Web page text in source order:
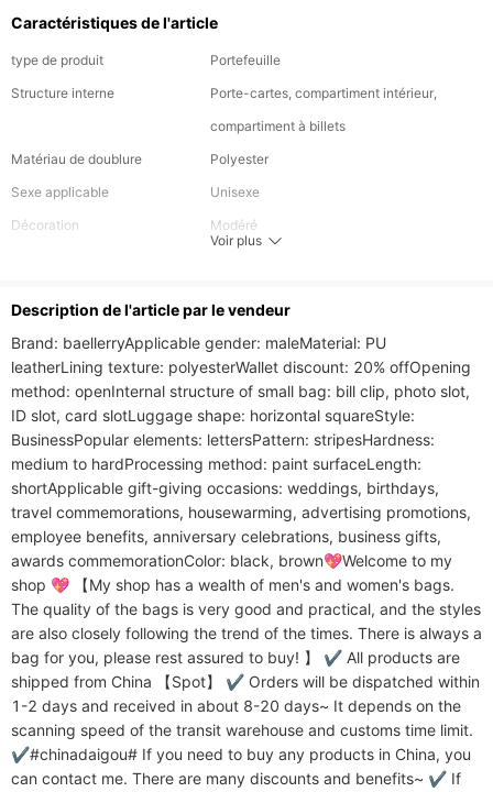
Caractéristiques de l'article
type de produit
Portefeuille
Structure interne
Porte-cartes, compartiment intérieur,
compartiment à billets
Matériau de doublure
Polyester
Sexe applicable
Unisexe
Décoration
Modéré
Type de portefeuille
Style
Décontracté, Mode, Affaires, Classique
Voir plus
Description de l'article par le vendeur
Brand: baellerryApplicable gender: maleMaterial: PU
leatherLining texture: polyesterWallet discount: 20% offOpening
method: openInternal structure of small bag: bill clip, photo slot,
ID slot, card slotLuggage shape: horizontal squareStyle:
BusinessPopular elements: lettersPattern: stripesHardness:
medium to hardProcessing method: paint surfaceLength:
shortApplicable gift-giving occasions: weddings, birthdays,
travel commemorations, housewarming, advertising promotions,
employee benefits, anniversary celebrations, business gifts,
awards commemorationColor: black, brown💖Welcome to my
shop 💖 【My shop has a wealth of men's and women's bags.
The quality of the bags is very good and practical, and the styles
are also closely following the trend of the times. There is always a
bag for you, please rest assured to buy! 】 ✔ All products are
shipped from China 【Spot】 ✔ Orders will be dispatched within
1-2 days and received in about 8-20 days~ It depends on the
scanning speed of the transit warehouse and customs time limit.
✔#chinadaigou# If you need to buy any products in China, you
can contact me. There are many discounts and benefits~ ✔ If